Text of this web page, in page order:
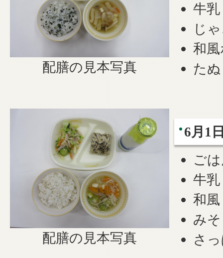
配膳の見本写真
牛乳
じ
和
た
配膳の見本写真
6月1
ご
牛乳
和
み
さ